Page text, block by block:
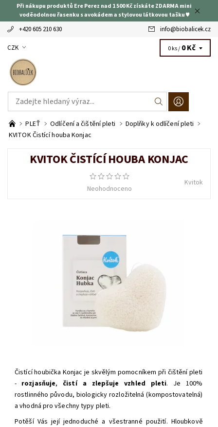
Při nákupu produktů Ere Perez nad 1 500 Kč získáte ZDARMA mini
voděodolnou řasenku s avokádem a stylovou látkovou tašku ♥
+420 605 210 630 info@biobalicek.cz
CZK 0 ks / 0 Kč
PLEŤ Odlíčení a čištění pleti
Doplňky k odlíčení pleti
KVITOK Čistící houba Konjac
KVITOK ČISTÍCÍ HOUBA KONJAC
Neohodnoceno
Kvitok
Čistící houbička Konjac je skvělým pomocníkem při čištění pleti
- rozjasňuje, čistí a zlepšuje vzhled pleti. Je 100%
rostlinného původu, biologicky rozložitelná (kompostovatelná)
a vhodná pro všechny typy pleti.
Potěší Vás její jednoduché a všestranné použití. Hloubkově